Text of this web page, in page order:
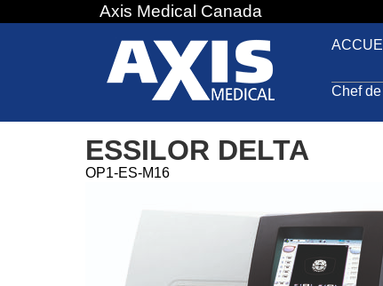
to
Axis Medical Canada
Chef
ESSILOR DELTA
OP1-ES-M16